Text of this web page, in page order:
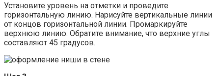
Установите уровень на отметки и проведите
горизонтальную линию. Нарисуйте вертикальные линии
от концов горизонтальной линии. Промаркируйте
верхнюю линию. Обратите внимание, что верхние углы
составляют 45 градусов.